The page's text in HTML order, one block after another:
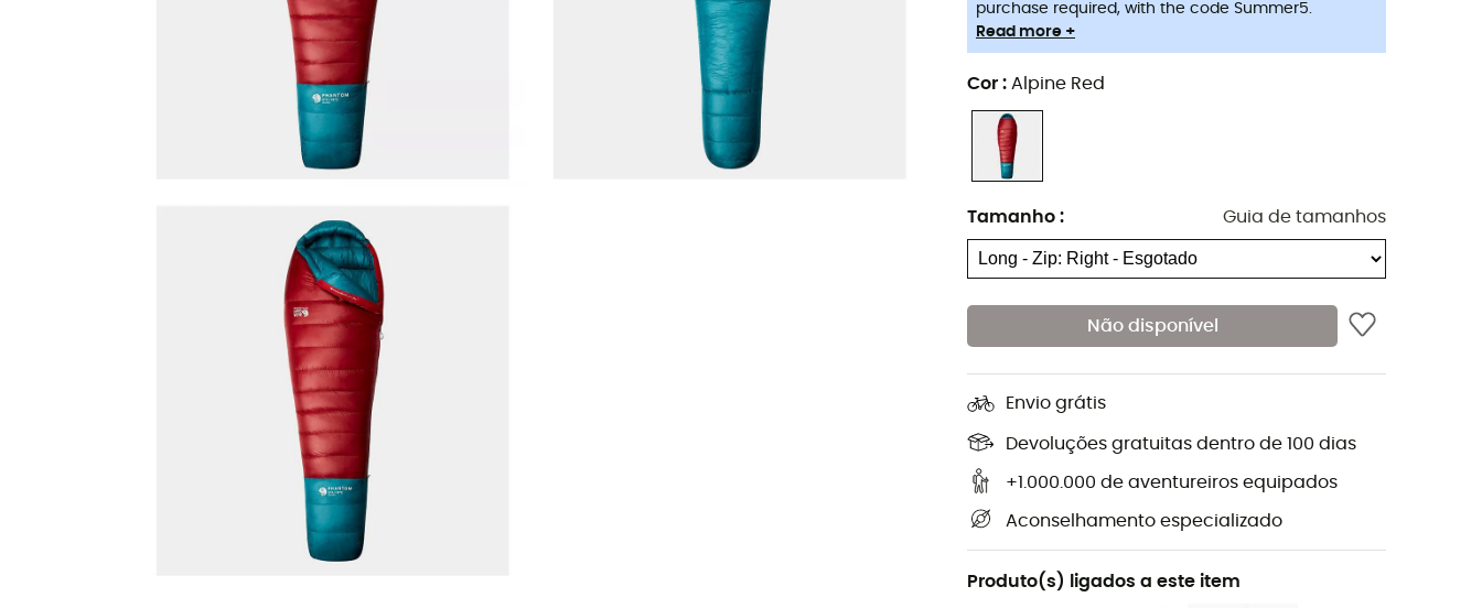
purchase required, with the code Summer5.
Read more +
Cor : Alpine Red
Tamanho : Guia de tamanhos
Não disponível
Envio grátis
Devoluções gratuitas dentro de 100 dias
+1.000.000 de aventureiros equipados
Aconselhamento especializado
Produto(s) ligados a este item